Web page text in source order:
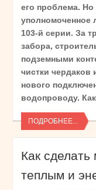
его проблема. Но
уполномоченное
103-й серии. За
забора,
подземными
чистки чердаков
нового
водопроводу.
ПОДРОБНЕЕ...
Как
теплым и